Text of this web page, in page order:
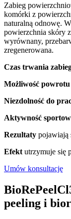
Zabieg
komórki z
naturalną odnowę.
powierzchnia skóry
wyrównany,
zregenerowana.
Czas trwania
Możliwość
Niezdolność do
Aktywność
Rezultaty pojawiają
Efekt utrzymuje się
Umów konsultację
peeling i